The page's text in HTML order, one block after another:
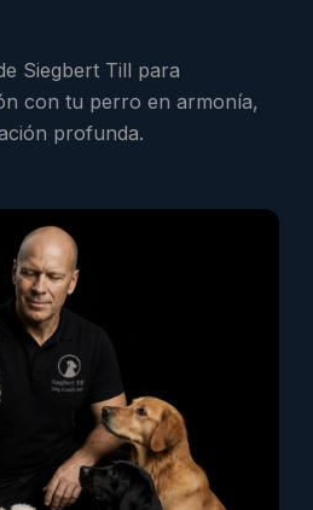
Siegbert Till para
con tu perro en armonía,
profunda.